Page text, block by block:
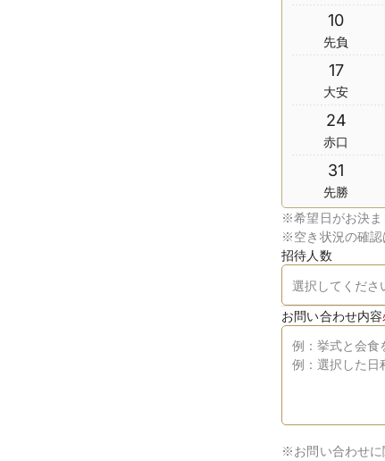
10
先負
17
大安
24
赤口
31
先勝
※希望日がお決
※空き状況の確
招待人数
お問い合わせ内容
※お問い合わせに